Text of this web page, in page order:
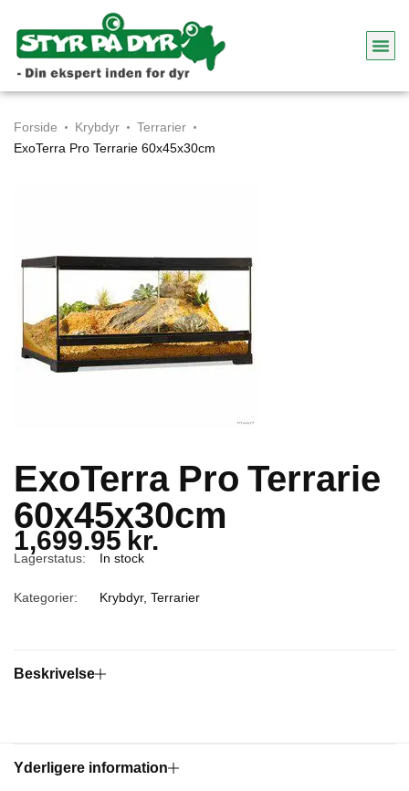
Forside Krybdyr
Terrarier
ExoTerra Pro Terrarie 60x45x30cm
ExoTerra Pro Terrarie
60x45x30cm
1,699.95 kr.
Lagerstatus: In stock
Kategorier: Krybdyr, Terrarier
Beskrivelse
Yderligere information